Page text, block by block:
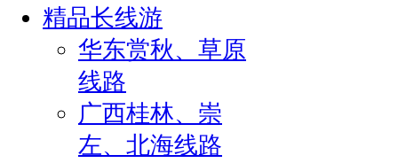
精品长线游
华东赏秋、草原
线路
广西桂林、崇
左、北海线路